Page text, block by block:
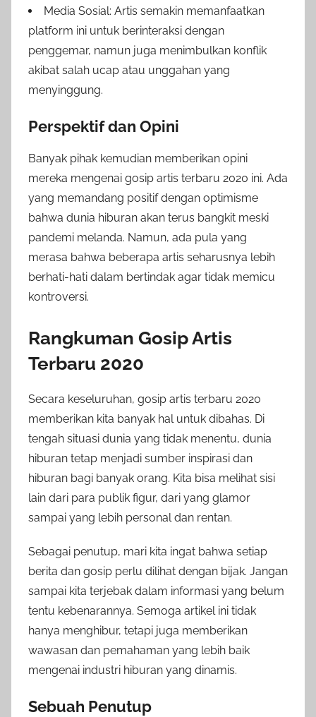
Media Sosial: Artis semakin memanfaatkan
platform ini untuk berinteraksi dengan
penggemar, namun juga menimbulkan konflik
akibat salah ucap atau unggahan yang
menyinggung.
Perspektif dan Opini
Banyak pihak kemudian memberikan opini
mereka mengenai gosip artis terbaru 2020 ini. Ada
yang memandang positif dengan optimisme
bahwa dunia hiburan akan terus bangkit meski
pandemi melanda. Namun, ada pula yang
merasa bahwa beberapa artis seharusnya lebih
berhati-hati dalam bertindak agar tidak memicu
kontroversi.
Rangkuman Gosip Artis
Terbaru 2020
Secara keseluruhan, gosip artis terbaru 2020
memberikan kita banyak hal untuk dibahas. Di
tengah situasi dunia yang tidak menentu, dunia
hiburan tetap menjadi sumber inspirasi dan
hiburan bagi banyak orang. Kita bisa melihat sisi
lain dari para publik figur, dari yang glamor
sampai yang lebih personal dan rentan.
Sebagai penutup, mari kita ingat bahwa setiap
berita dan gosip perlu dilihat dengan bijak. Jangan
sampai kita terjebak dalam informasi yang belum
tentu kebenarannya. Semoga artikel ini tidak
hanya menghibur, tetapi juga memberikan
wawasan dan pemahaman yang lebih baik
mengenai industri hiburan yang dinamis.
Sebuah Penutup